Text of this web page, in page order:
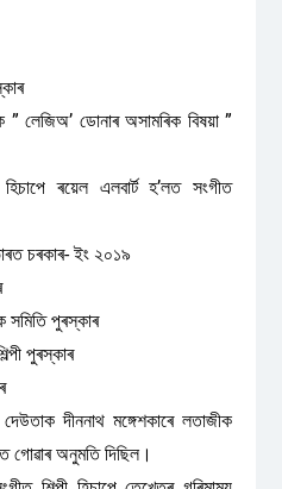
” লেজিঅ’ ডোনাৰ অসামৰিক বিষয়া ”
ৰয়েল এলবাৰ্ট হ’লত সংগীত
চৰকাৰ- ইং ২০১৯
সমিতি পুৰস্কাৰ
পুৰস্কাৰ
দীননাথ মঙ্গেশকাৰে লতাজীক
গোৱাৰ অনুমতি দিছিল।